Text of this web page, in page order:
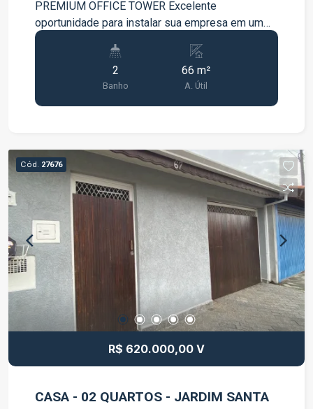
PREMIUM OFFICE TOWER Excelente
oportunidade para instalar sua empresa em um
dos edifícios comerciais mais modernos da
distribuída, ideal para escritórios, consultórios,
empresas de prestação de serviços e
profissionais que buscam um ambiente funcional
versatilidade; Ar-condicionado instalado; 2
banheiros privativos; Ambientes bem iluminados
e prontos para uso. Localizada no Premium Office
Tower, a sala oferece toda a praticidade de um
empreendimento corporativo, com infraestrutura
moderna e excelente localização para receber
clientes e colaboradores. Entre em contato para
mais informações e agende uma visita.
2
Banho
66 m²
A. Útil
Cód. 27676
R$ 620.000,00 V
CASA - 02 QUARTOS - JARDIM SANTA